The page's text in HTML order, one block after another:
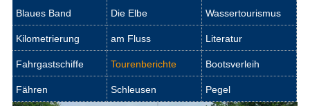
Blaues Band Die Elbe Wassertourismus
Kilometrierung am Fluss Literatur
Fahrgastschiffe Tourenberichte Bootsverleih
Fähren Schleusen Pegel